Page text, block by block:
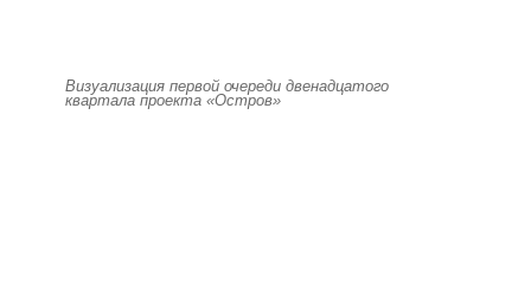
Визуализация первой очереди двенадцатого
квартала проекта «Остров»